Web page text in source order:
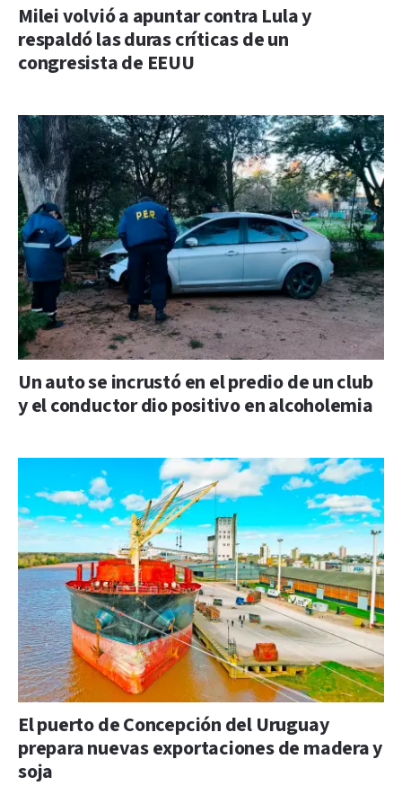
Milei volvió a apuntar contra Lula y
respaldó las duras críticas de un
congresista de EEUU
Un auto se incrustó en el predio de un club
y el conductor dio positivo en alcoholemia
El puerto de Concepción del Uruguay
prepara nuevas exportaciones de madera y
soja